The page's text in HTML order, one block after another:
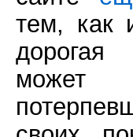
тем, как
дорогая
может